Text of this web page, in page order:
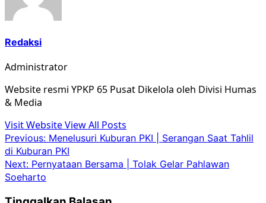
Redaksi
Administrator
Website resmi YPKP 65 Pusat Dikelola oleh Divisi Humas
& Media
Visit WebsiteView All Posts
Post
navigation
Previous: Menelusuri Kuburan PKI | Serangan Saat Tahlil
di Kuburan PKI
Next: Pernyataan Bersama | Tolak Gelar Pahlawan
Soeharto